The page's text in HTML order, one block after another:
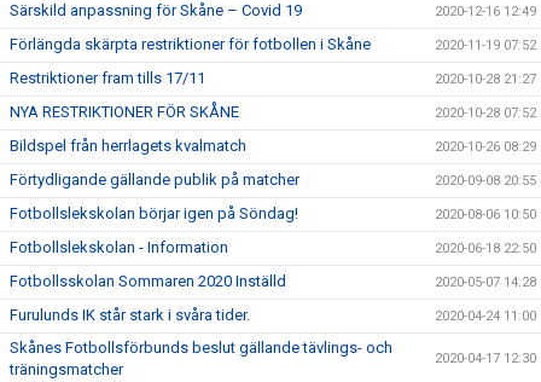
Särskild anpassning för Skåne – Covid 19 2020-12-16 12:49
Förlängda skärpta restriktioner för fotbollen i Skåne 2020-11-19 07:52
Restriktioner fram tills 17/11 2020-10-28 21:27
NYA RESTRIKTIONER FÖR SKÅNE 2020-10-28 07:52
Bildspel från herrlagets kvalmatch 2020-10-26 08:29
Förtydligande gällande publik på matcher 2020-09-08 20:55
Fotbollslekskolan börjar igen på Söndag! 2020-08-06 10:50
Fotbollslekskolan - Information 2020-06-18 22:50
Fotbollsskolan Sommaren 2020 Inställd 2020-05-07 14:28
Furulunds IK står stark i svåra tider. 2020-04-24 11:00
Skånes Fotbollsförbunds beslut gällande tävlings- och
träningsmatcher
2020-04-17 12:30